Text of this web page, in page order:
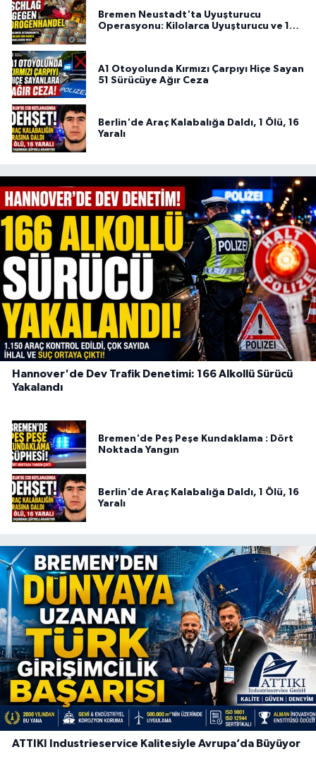
Bremen Neustadt'ta Uyuşturucu
Operasyonu: Kilolarca Uyuşturucu ve 100
A1 Otoyolunda Kırmızı Çarpıyı Hiçe Sayan
51 Sürücüye Ağır Ceza
Berlin'de Araç Kalabalığa Daldı, 1 Ölü, 16
Yaralı
Hannover'de Dev Trafik Denetimi: 166 Alkollü Sürücü
Yakalandı
Bremen'de Peş Peşe Kundaklama : Dört
Noktada Yangın
Berlin'de Araç Kalabalığa Daldı, 1 Ölü, 16
Yaralı
ATTIKI Industrieservice Kalitesiyle Avrupa’da Büyüyor